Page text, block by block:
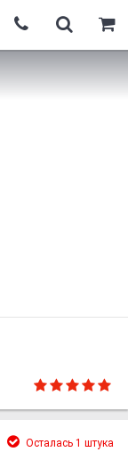
Осталась 1 штука